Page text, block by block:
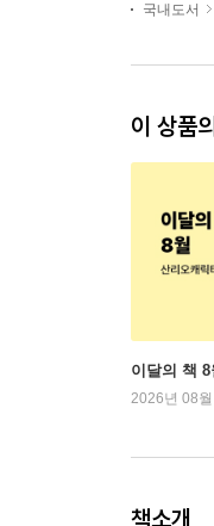
국내도서
이 상품
이달의 책
2026년 08
책소개